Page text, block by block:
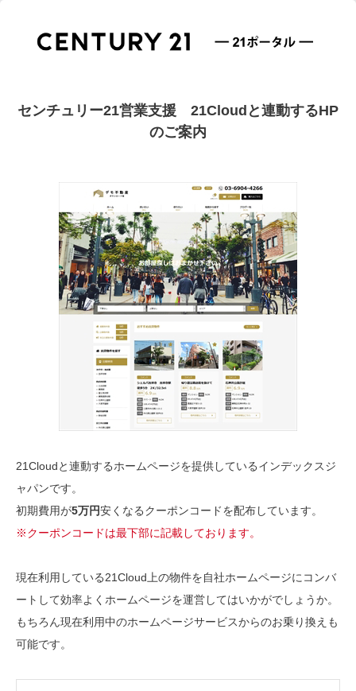
センチュリー21営業支援 21Cloudと連動するHP
のご案内
21Cloudと連動するホームページを提供しているインデックスジ
ャパンです。
初期費用が5万円安くなるクーポンコードを配布しています。
※クーポンコードは最下部に記載しております。
現在利用している21Cloud上の物件を自社ホームページにコンバ
ートして効率よくホームページを運営してはいかがでしょうか。
もちろん現在利用中のホームページサービスからのお乗り換えも
可能です。